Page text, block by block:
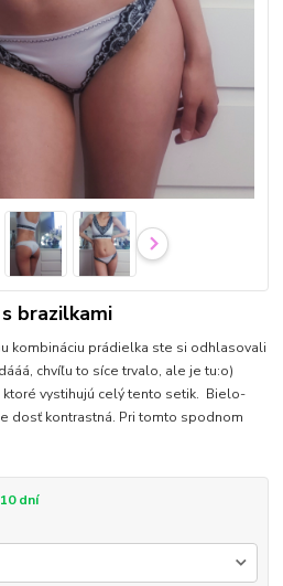
brazilkami
kombináciu prádielka ste si odhlasovali
chvíľu to síce trvalo, ale je tu:o)
ktoré vystihujú celý tento setik. Bielo-
dosť kontrastná. Pri tomto spodnom
dní